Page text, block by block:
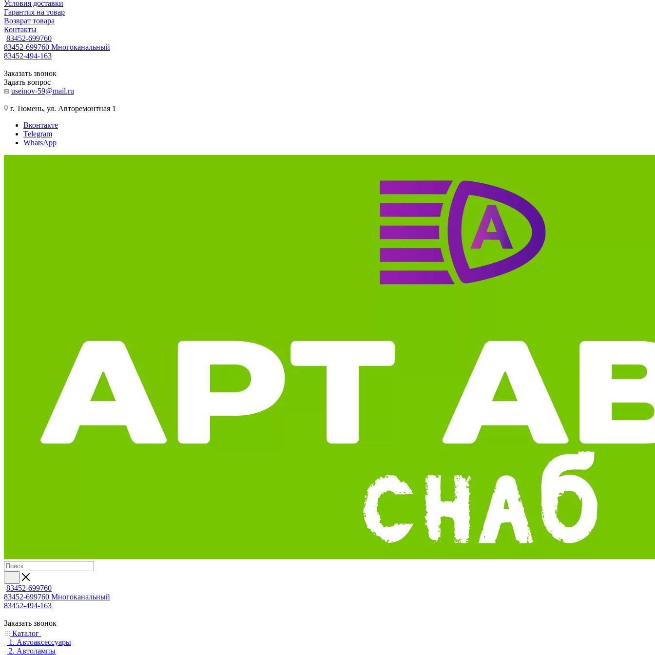
Условия доставки
Гарантия на товар
Возврат товара
Контакты
83452-699760
83452-699760 Многоканальный
83452-494-163
Заказать звонок
Задать вопрос
useinov-59@mail.ru
г. Тюмень, ул. Авторемонтная 1
Вконтакте
Telegram
WhatsApp
83452-699760
83452-699760 Многоканальный
83452-494-163
Заказать звонок
Каталог
1. Автоаксессуары
2. Автолампы